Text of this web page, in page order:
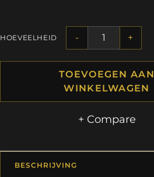
HOEVEELHEID - +
TOEVOEGEN AAN
WINKELWAGEN
+ Compare
BESCHRIJVING